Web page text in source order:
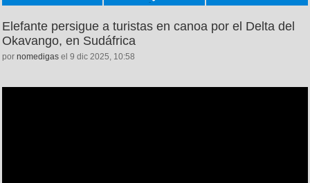
Elefante persigue a turistas en canoa por el Delta del
Okavango, en Sudáfrica
por nomedigas el 9 dic 2025, 10:58